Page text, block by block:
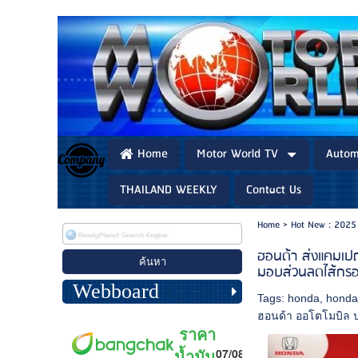
Home Motor World TV
THAILAND WEEKLY
Contact Us
Webboard
Home> Hot New : 2025
ฮอนด้า ส่งแคมเ
มอบส่วนลดไส้กร
Tags: honda
ฮอนด้า ออโตโมบิล